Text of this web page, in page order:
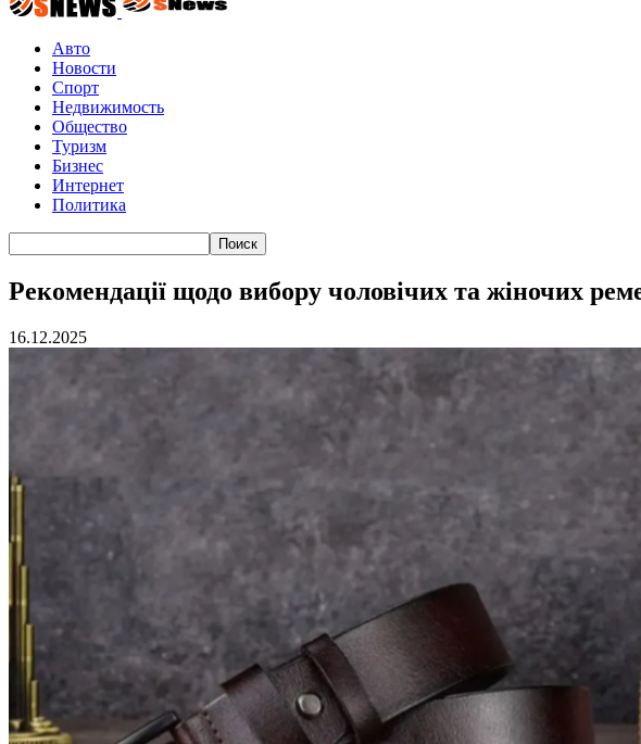
Авто
Новости
Спорт
Недвижимость
Общество
Туризм
Бизнес
Интернет
Политика
Рекомендації щодо вибору чоловічих та жіночих
16.12.2025